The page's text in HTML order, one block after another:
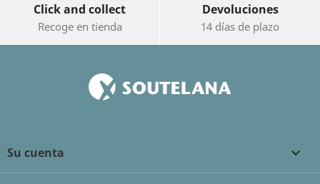
Click and collect
Recoge en tienda
Devoluciones
14 días de plazo
Su cuenta 